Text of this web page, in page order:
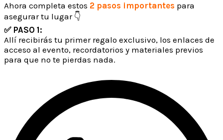
Ahora completa estos 2 pasos importantes para
asegurar tu lugar 👇
✅ PASO 1:
Allí recibirás tu primer regalo exclusivo, los enlaces de
acceso al evento, recordatorios y materiales previos
para que no te pierdas nada.